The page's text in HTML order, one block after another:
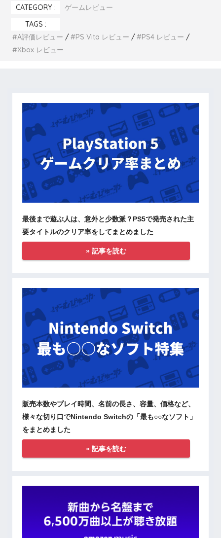
CATEGORY :
ゲームレビュー
TAGS :
A評価レビュー
PS Vita レビュー
PS4 レビュー
Xbox レビュー
最後まで遊ぶ人は、意外と少数派？PS5で発売された主
要タイトルのクリア率をしてまとめました
» 記事を読む
販売本数やプレイ時間、名前の長さ、容量、価格など、
様々な切り口でNintendo Switchの「最も○○なソフト」
をまとめました
» 記事を読む